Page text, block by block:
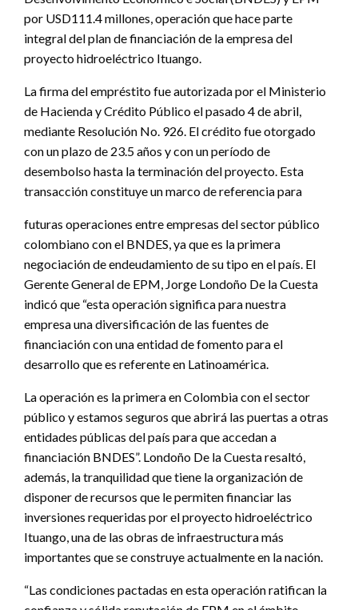
por USD111.4 millones, operación que hace parte
integral del plan de financiación de la empresa del
proyecto hidroeléctrico Ituango.
La firma del empréstito fue autorizada por el Ministerio
de Hacienda y Crédito Público el pasado 4 de abril,
mediante Resolución No. 926. El crédito fue otorgado
con un plazo de 23.5 años y con un período de
desembolso hasta la terminación del proyecto. Esta
transacción constituye un marco de referencia para
futuras operaciones entre empresas del sector público
colombiano con el BNDES, ya que es la primera
negociación de endeudamiento de su tipo en el país. El
Gerente General de EPM, Jorge Londoño De la Cuesta
indicó que “esta operación significa para nuestra
empresa una diversificación de las fuentes de
financiación con una entidad de fomento para el
desarrollo que es referente en Latinoamérica.
La operación es la primera en Colombia con el sector
público y estamos seguros que abrirá las puertas a otras
entidades públicas del país para que accedan a
financiación BNDES”. Londoño De la Cuesta resaltó,
además, la tranquilidad que tiene la organización de
disponer de recursos que le permiten financiar las
inversiones requeridas por el proyecto hidroeléctrico
Ituango, una de las obras de infraestructura más
importantes que se construye actualmente en la nación.
“Las condiciones pactadas en esta operación ratifican la